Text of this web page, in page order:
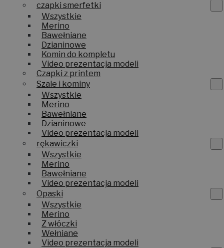
czapki smerfetki
Wszystkie
Merino
Bawełniane
Dzianinowe
Komin do kompletu
Video prezentacja modeli
Czapki z printem
Szale i kominy
Wszystkie
Merino
Bawełniane
Dzianinowe
Video prezentacja modeli
rękawiczki
Wszystkie
Merino
Bawełniane
Video prezentacja modeli
Opaski
Wszystkie
Merino
Z włóczki
Wełniane
Video prezentacja modeli